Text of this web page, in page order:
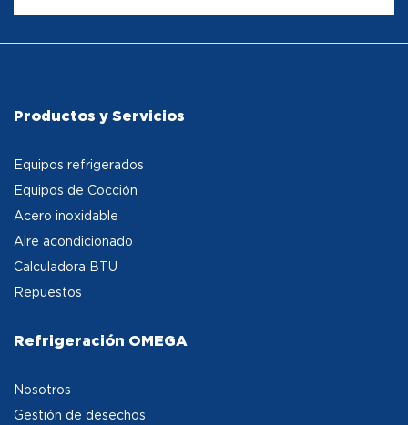
Productos y Servicios
Equipos refrigerados
Equipos de Cocción
Acero inoxidable
Aire acondicionado
Calculadora BTU
Repuestos
Refrigeración OMEGA
Nosotros
Gestión de desechos